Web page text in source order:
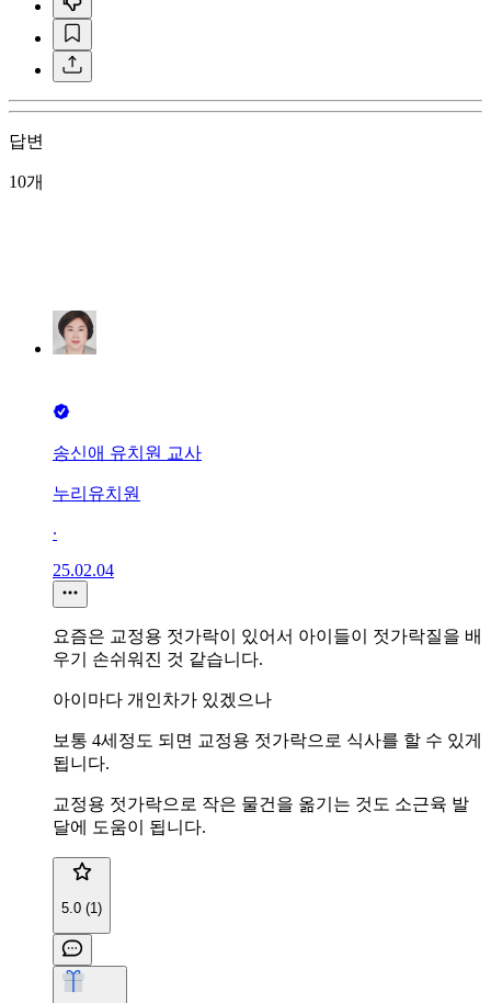
답변
10개
송신애 유치원 교사
누리유치원
∙
25.02.04
요즘은 교정용 젓가락이 있어서 아이들이 젓가락질을 배
우기 손쉬워진 것 같습니다.
아이마다 개인차가 있겠으나
보통 4세정도 되면 교정용 젓가락으로 식사를 할 수 있게
됩니다.
교정용 젓가락으로 작은 물건을 옮기는 것도 소근육 발
달에 도움이 됩니다.
5.0 (1)